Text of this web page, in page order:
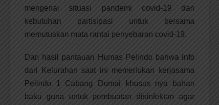
mengenai situasi pandemi covid-19 dan
kebutuhan partisipasi untuk bersama
memutuskan mata rantai penyebaran covid-19.
Dari hasil pantauan Humas Pelindo bahwa info
dari Kelurahan saat ini memerlukan kerjasama
Pelindo 1 Cabang Dumai khusus nya bahan
baku guna untuk pembuatan disinfektan agar